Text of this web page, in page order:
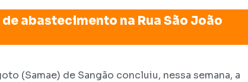
abastecimento na Rua São João
(Samae) de Sangão concluiu, nessa semana, a